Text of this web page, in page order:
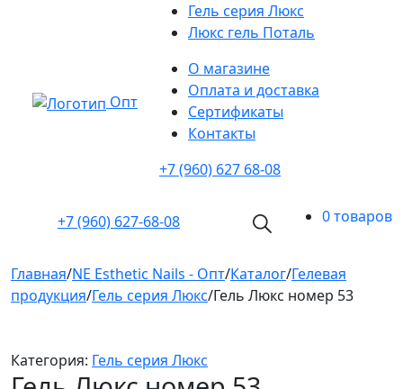
Опт
Гель серия Люкс
Люкс гель Поталь
О магазине
Оплата и доставка
Cертификаты
Контакты
+7 (960) 627 68-08
+7 (960) 627-68-08 0 товаров
Главная/NE Esthetic Nails - Опт/Каталог/Гелевая
продукция/Гель серия Люкс/Гель Люкс номер 53
Категория: Гель серия Люкс